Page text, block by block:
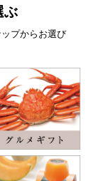
ぶ
プからお選び